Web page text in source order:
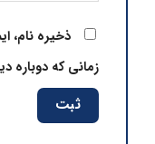
ذخیره نام،
زمانی که دوباره